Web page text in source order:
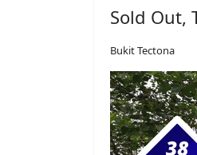
Sold Out,
Bukit Tectona